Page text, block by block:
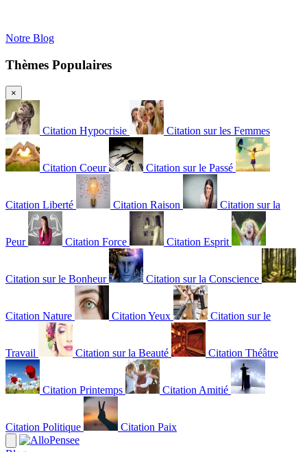
Notre Blog
Thèmes Populaires
×
Citation Hypocrisie Citation sur les Femmes
Citation Coeur Citation sur le Passé
Citation Liberté Citation Raison Citation sur la
Peur Citation Force Citation Esprit
Citation sur le Bonheur Citation sur la Conscience
Citation Nature Citation Yeux Citation sur le
Travail Citation sur la Beauté Citation Théâtre
Citation Printemps Citation Amitié
Citation Politique Citation Paix